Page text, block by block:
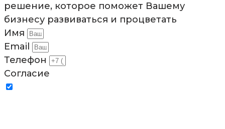
решение, которое поможет Вашему
бизнесу развиваться и процветать
Имя
Email
Телефон
Согласие